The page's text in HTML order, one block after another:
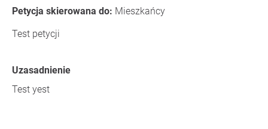
Petycja skierowana do: Mieszkańcy
Test petycji
Uzasadnienie
Test yest